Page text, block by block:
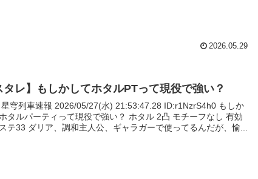
2026.05.29
タレ】もしかしてホタルPTって現役で強い？
穹列車速報 2026/05/27(水) 21:53:47.28 ID:r1NzrS4h0 もしか
タルパーティって現役で強い？ ホタル 2凸 モチーフなし 有効
テ33 ダリア、調和主人公、ギャラガーで使ってるんだが、愉...